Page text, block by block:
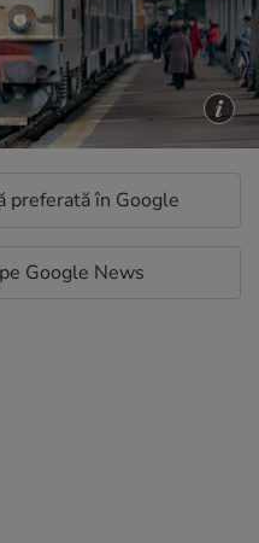
preferată în Google
Google News